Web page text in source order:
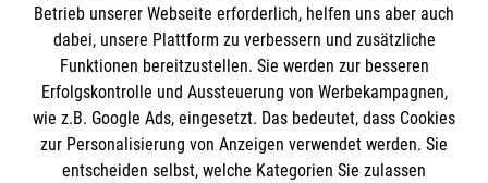
Informationen
Impressum
Datenschutz
Barrierefreiheit
Die Malteser
Betrieb unserer Webseite erforderlich, helfen uns aber auch
dabei, unsere Plattform zu verbessern und zusätzliche
Funktionen bereitzustellen. Sie werden zur besseren
Erfolgskontrolle und Aussteuerung von Werbekampagnen,
wie z.B. Google Ads, eingesetzt. Das bedeutet, dass Cookies
zur Personalisierung von Anzeigen verwendet werden. Sie
entscheiden selbst, welche Kategorien Sie zulassen